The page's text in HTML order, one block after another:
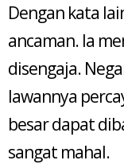
Dengan kata
ancaman. Ia
disengaja.
lawannya
besar dapat
sangat mahal.